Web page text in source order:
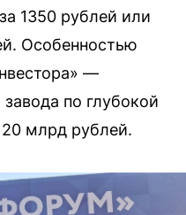
1350 рублей или
Особенностью
—
по глубокой
20 млрд рублей.